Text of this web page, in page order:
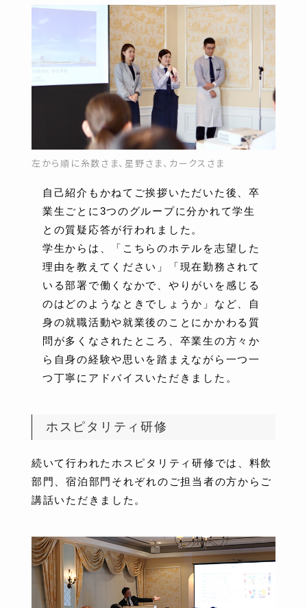
左から順に糸数さま、星野さま、カークスさま
自己紹介もかねてご挨拶いただいた後、卒
業生ごとに3つのグループに分かれて学生
との質疑応答が行われました。
学生からは、「こちらのホテルを志望した
理由を教えてください」「現在勤務されて
いる部署で働くなかで、やりがいを感じる
のはどのようなときでしょうか」など、自
身の就職活動や就業後のことにかかわる質
問が多くなされたところ、卒業生の方々か
ら自身の経験や思いを踏まえながら一つ一
つ丁寧にアドバイスいただきました。
ホスピタリティ研修
続いて行われたホスピタリティ研修では、料飲
部門、宿泊部門それぞれのご担当者の方からご
講話いただきました。